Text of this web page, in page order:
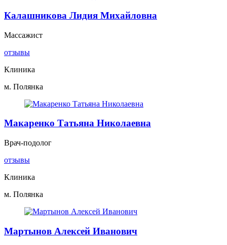
Калашникова Лидия Михайловна
Массажист
отзывы
Клиника
м. Полянка
Макаренко Татьяна Николаевна
Врач-подолог
отзывы
Клиника
м. Полянка
Мартынов Алексей Иванович